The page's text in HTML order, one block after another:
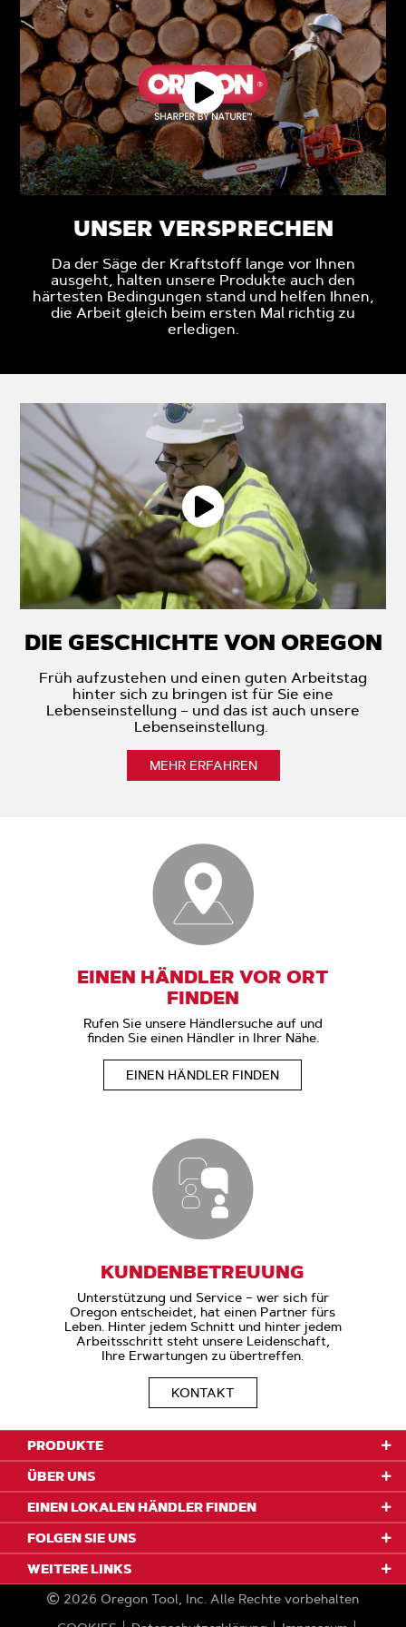
UNSER VERSPRECHEN
Da der Säge der Kraftstoff lange vor Ihnen
ausgeht, halten unsere Produkte auch den
härtesten Bedingungen stand und helfen Ihnen,
die Arbeit gleich beim ersten Mal richtig zu
erledigen.
DIE GESCHICHTE VON OREGON
Früh aufzustehen und einen guten Arbeitstag
hinter sich zu bringen ist für Sie eine
Lebenseinstellung – und das ist auch unsere
Lebenseinstellung.
MEHR ERFAHREN
EINEN HÄNDLER VOR ORT
FINDEN
Rufen Sie unsere Händlersuche auf und
finden Sie einen Händler in Ihrer Nähe.
EINEN HÄNDLER FINDEN
KUNDENBETREUUNG
Unterstützung und Service – wer sich für
Oregon entscheidet, hat einen Partner fürs
Leben. Hinter jedem Schnitt und hinter jedem
Arbeitsschritt steht unsere Leidenschaft,
Ihre Erwartungen zu übertreffen.
KONTAKT
PRODUKTE
ÜBER UNS
EINEN LOKALEN HÄNDLER FINDEN
FOLGEN SIE UNS
WEITERE LINKS
2026 Oregon Tool, Inc. Alle Rechte vorbehalten